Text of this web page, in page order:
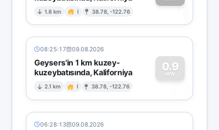
1.8 km I 38.78, -122.76 1
08:25:17 09.08.2026
Geysers'in 1 km kuzey-
kuzeybatısında, Kaliforniya
2.1 km I 38.78, -122.76
0.9
MW
0
06:28:13 09.08.2026